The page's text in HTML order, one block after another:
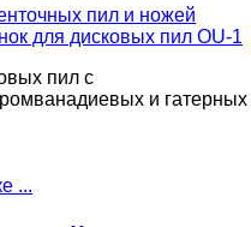
пил и ножей
пил с
и гатерных
...